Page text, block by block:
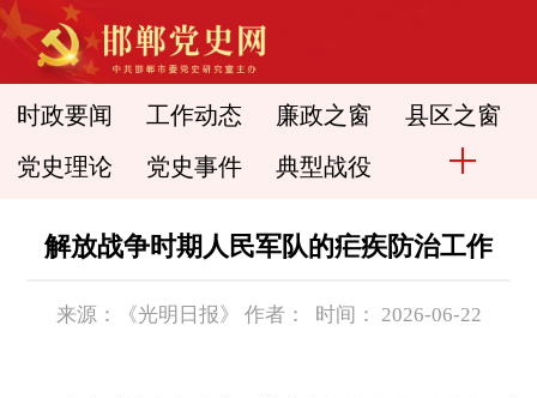
时政要闻 工作动态 廉政之窗 县区之窗
党史理论 党史事件 典型战役
解放战争时期人民军队的疟疾防治工作
来源：《光明日报》 作者： 时间： 2026-06-22